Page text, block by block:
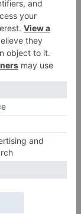
es
Europeos
y
del